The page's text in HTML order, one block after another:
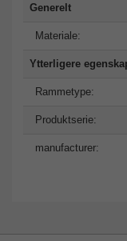
Generelt
Materiale:
Ytterligere
Rammetype:
Produktserie:
manufacturer: